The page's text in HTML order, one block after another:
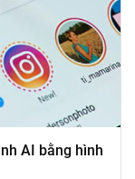
AI bằng hình